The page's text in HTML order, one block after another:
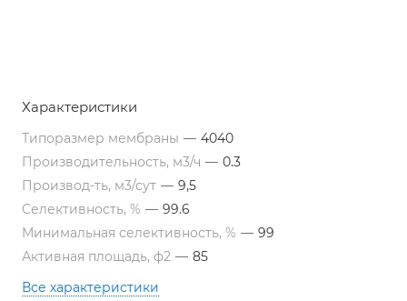
Характеристики
Типоразмер мембраны — 4040
Производительность, м3/ч — 0.3
Производ-ть, м3/сут — 9,5
Селективность, % — 99.6
Минимальная селективность, % — 99
Активная площадь, ф2 — 85
Все характеристики